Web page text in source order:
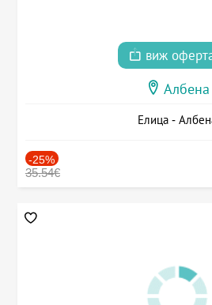
виж
Албена
Елица -
-25%
35.54€